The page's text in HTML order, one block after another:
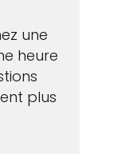
une
heure
plus